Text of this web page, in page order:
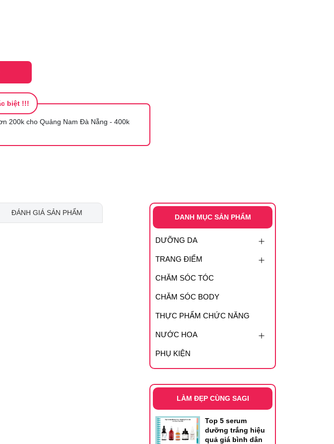
biệt !!!
200k cho Quảng Nam Đà Nẵng - 400k
ĐÁNH GIÁ SẢN PHẨM
DANH MỤC SẢN PHẨM
DƯỠNG DA
TRANG ĐIỂM
CHĂM SÓC TÓC
CHĂM SÓC BODY
THỰC PHẨM CHỨC NĂNG
NƯỚC HOA
PHỤ KIỆN
LÀM ĐẸP CÙNG SAGI
Top 5 serum
dưỡng trắng hiệu
quả giá bình dân